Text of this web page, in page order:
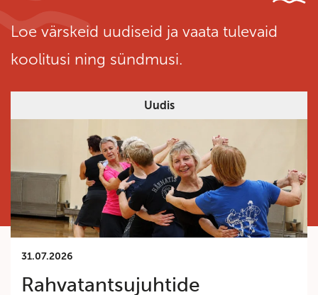
Loe värskeid uudiseid ja vaata tulevaid
koolitusi ning sündmusi.
Uudis
31.07.2026
Rahvatantsujuhtide